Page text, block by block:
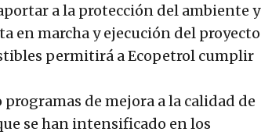
a la protección del ambiente y
en marcha y ejecución del proyecto
permitirá a Ecopetrol cumplir
de mejora a la calidad de
se han intensificado en los